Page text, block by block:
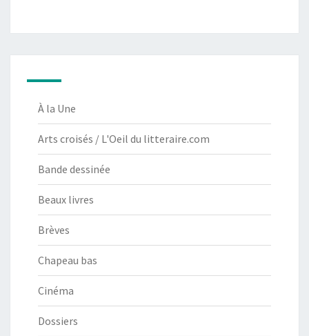
À la Une
Arts croisés / L'Oeil du litteraire.com
Bande dessinée
Beaux livres
Brèves
Chapeau bas
Cinéma
Dossiers